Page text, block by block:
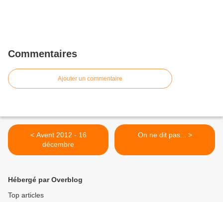
Commentaires
Ajouter un commentaire
< Avent 2012 - 16
décembre
On ne dit pas... >
Hébergé par Overblog
Top articles